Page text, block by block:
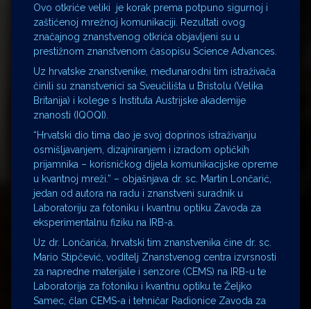
Ovo otkriće veliki je korak prema potpuno sigurnoj i
zaštićenoj mrežnoj komunikaciji. Rezultati ovog
značajnog znanstvenog otkrića objavljeni su u
prestižnom znanstvenom časopisu Science Advances.
Uz hrvatske znanstvenike, međunarodni tim istraživača
činili su znanstvenici sa Sveučilišta u Bristolu (Velika
Britanija) i kolege s Instituta Austrijske akademije
znanosti (IQOQI).
“Hrvatski dio tima dao je svoj doprinos istraživanju
osmišljavanjem, dizajniranjem i izradom optičkih
prijamnika – korisničkog dijela komunikacijske opreme
u kvantnoj mreži.” – objašnjava dr. sc. Martin Lončarić,
jedan od autora na radu i znanstveni suradnik u
Laboratoriju za fotoniku i kvantnu optiku Zavoda za
eksperimentalnu fiziku na IRB-a.
Uz dr. Lončarića, hrvatski tim znanstvenika čine dr. sc.
Mario Stipčević, voditelj Znanstvenog centra izvrsnosti
za napredne materijale i senzore (CEMS) na IRB-u te
Laboratorija za fotoniku i kvantnu optiku te Željko
Samec, član CEMS-a i tehničar Radionice Zavoda za